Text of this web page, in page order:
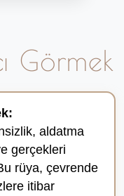
Görmek
aldatma
gerçekleri
rüya, çevrende
itibar